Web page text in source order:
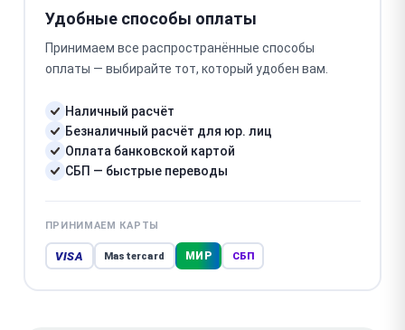
Удобные способы оплаты
Принимаем все распространённые способы
оплаты — выбирайте тот, который удобен вам.
Наличный расчёт
Безналичный расчёт для юр. лиц
Оплата банковской картой
СБП — быстрые переводы
ПРИНИМАЕМ КАРТЫ
VISA Mastercard МИР СБП